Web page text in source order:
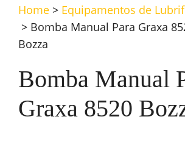
Home > Equipamentos de
> Bomba Manual Para Graxa
Bozza
Bomba Manual
Graxa 8520